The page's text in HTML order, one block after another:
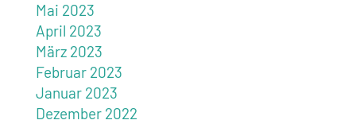
Mai 2023
April 2023
März 2023
Februar 2023
Januar 2023
Dezember 2022